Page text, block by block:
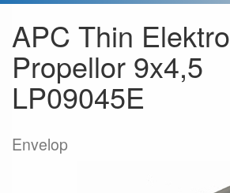
APC Thin Elektro
Propellor 9x4,5
LP09045E
Envelop